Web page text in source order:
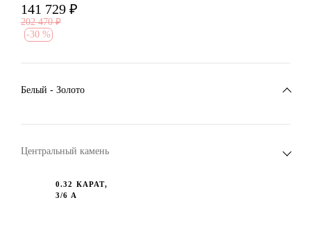
141 729 ₽
202 470 ₽
-30 %
Белый - Золото
Центральный камень
0.32 КАРАТ,
3/6 А